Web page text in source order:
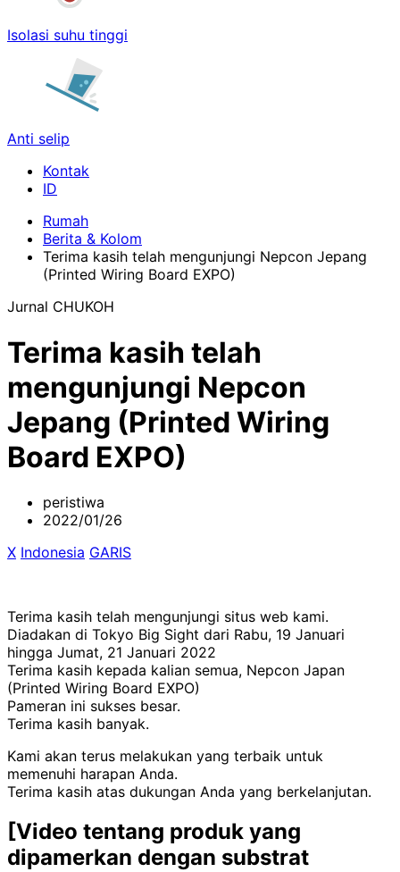
Isolasi suhu tinggi
Anti selip
Kontak
Rumah
Berita & Kolom
Terima kasih telah mengunjungi Nepcon Jepang
(Printed Wiring Board EXPO)
Jurnal CHUKOH
Terima kasih telah
mengunjungi Nepcon
Jepang (Printed Wiring
Board EXPO)
peristiwa
2022/01/26
X Indonesia GARIS
Terima kasih telah mengunjungi situs web kami.
Diadakan di Tokyo Big Sight dari Rabu, 19 Januari
hingga Jumat, 21 Januari 2022
Terima kasih kepada kalian semua, Nepcon Japan
(Printed Wiring Board EXPO)
Pameran ini sukses besar.
Terima kasih banyak.
Kami akan terus melakukan yang terbaik untuk
memenuhi harapan Anda.
Terima kasih atas dukungan Anda yang berkelanjutan.
[Video tentang produk yang
dipamerkan dengan substrat